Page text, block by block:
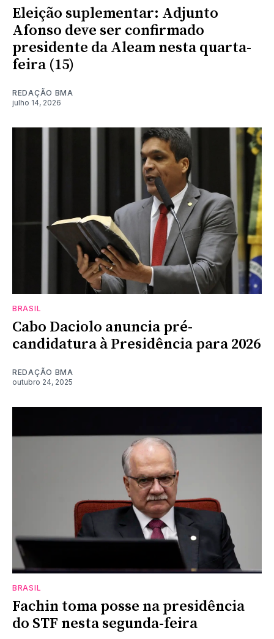
Eleição suplementar: Adjunto
Afonso deve ser confirmado
presidente da Aleam nesta quarta-
feira (15)
REDAÇÃO BMA
julho 14, 2026
BRASIL
Cabo Daciolo anuncia pré-
candidatura à Presidência para 2026
REDAÇÃO BMA
outubro 24, 2025
BRASIL
Fachin toma posse na presidência
do STF nesta segunda-feira